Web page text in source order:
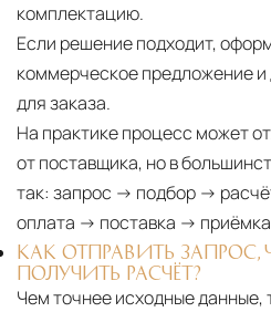
комплектацию.
Если решение подходит,
коммерческое предложение
для заказа.
На практике процесс может
от поставщика, но в
так: запрос → подбор →
оплата → поставка →
КАК ОТПРАВИТЬ ЗАПРОС,
ПОЛУЧИТЬ РАСЧЁТ?
Чем точнее исходные